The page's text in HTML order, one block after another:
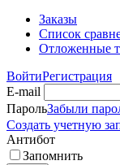
Заказы
Список
Отложенные
ВойтиРегистрация
E-mail
ПарольЗабыли
Создать учетную
Антибот
Запомнить